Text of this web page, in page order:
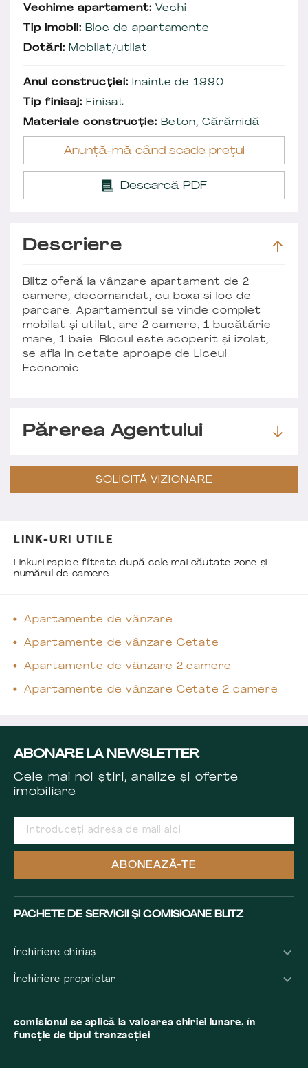
Vechime apartament: Vechi
Tip imobil: Bloc de apartamente
Dotări: Mobilat/utilat
Anul construcției: Inainte de 1990
Tip finisaj: Finisat
Materiale construcție: Beton, Cărămidă
Anunță-mă când scade prețul
Descarcă PDF
Descriere
Blitz oferă la vânzare apartament de 2
camere, decomandat, cu boxa si loc de
parcare. Apartamentul se vinde complet
mobilat și utilat, are 2 camere, 1 bucătărie
mare, 1 baie. Blocul este acoperit și izolat,
se afla in cetate aproape de Liceul
Economic.
Părerea Agentului
SOLICITĂ VIZIONARE
LINK-URI UTILE
Linkuri rapide filtrate după cele mai căutate zone și
numărul de camere
Apartamente de vânzare
Apartamente de vânzare Cetate
Apartamente de vânzare 2 camere
Apartamente de vânzare Cetate 2 camere
ABONARE LA NEWSLETTER
Cele mai noi știri, analize și oferte
imobiliare
ABONEAZĂ-TE
PACHETE DE SERVICII ȘI COMISIOANE BLITZ
Închiriere chiriaș
Închiriere proprietar
comisionul se aplică la valoarea chiriei lunare, în
funcție de tipul tranzacției